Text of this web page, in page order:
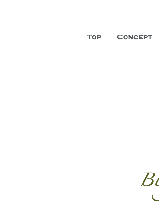
】オーガニックエステ
シオール」。福山市に3店舗、神戸三宮に「神戸店
コスメ・商品にこだわり、内面から美しくなること